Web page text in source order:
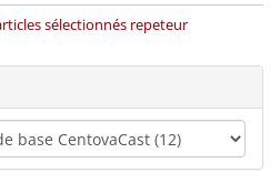
sélectionnés repeteur